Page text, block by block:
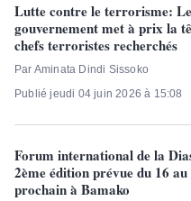
Lutte contre le terrorisme: Le
gouvernement met à prix la
chefs terroristes recherchés
Par Aminata Dindi Sissoko
Publié jeudi 04 juin 2026 à 15:08
Forum international de la
2ème édition prévue du 16
prochain à Bamako